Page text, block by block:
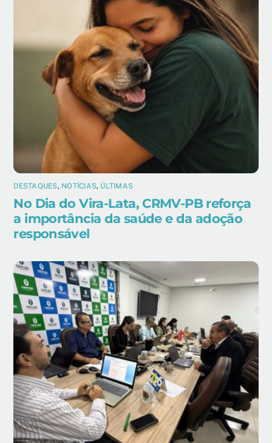
DESTAQUES, NOTÍCIAS, ÚLTIMAS
No Dia do Vira-Lata, CRMV-PB reforça
a importância da saúde e da adoção
responsável